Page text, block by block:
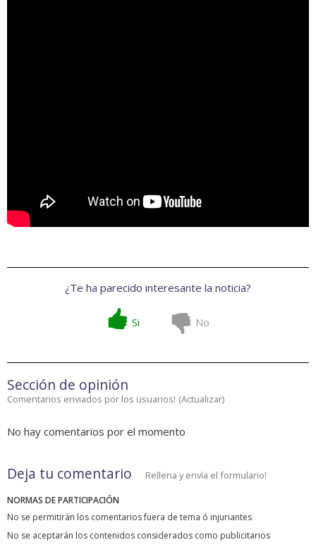
¿Te ha parecido interesante la noticia?
Si No
Sección de opinión
Comentarios enviados por los usuarios! (Actualizar)
No hay comentarios por el momento
Deja tu comentario Rellena y envía el formulario!
NORMAS DE PARTICIPACIÓN
No se permitirán los comentarios fuera de tema ó injuriantes
No se aceptarán los contenidos considerados como publicitarios